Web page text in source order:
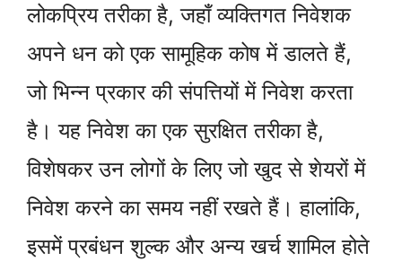
लोकप्रिय तरीका है, जहाँ व्यक्तिगत निवेशक
अपने धन को एक सामूहिक कोष में डालते हैं,
जो भिन्न प्रकार की संपत्तियों में निवेश करता
है। यह निवेश का एक सुरक्षित तरीका है,
विशेषकर उन लोगों के लिए जो खुद से शेयरों में
निवेश करने का समय नहीं रखते हैं। हालांकि,
इसमें प्रबंधन शुल्क और अन्य खर्च शामिल होते